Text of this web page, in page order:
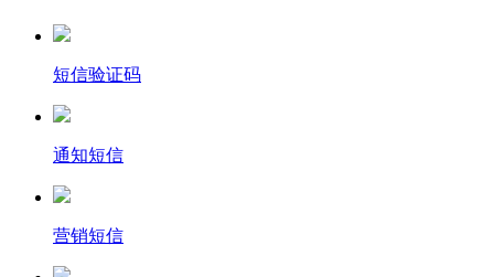
短信验证码
通知短信
营销短信